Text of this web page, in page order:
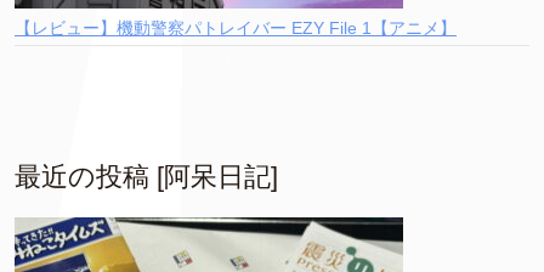
【レビュー】機動警察パトレイバー EZY File 1【アニメ】
最近の投稿 [阿呆日記]